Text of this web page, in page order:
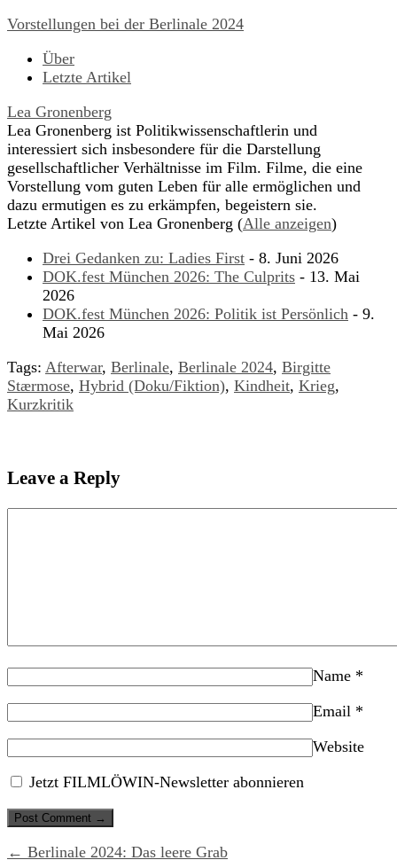
Vorstellungen bei der Berlinale 2024
Über
Letzte Artikel
Lea Gronenberg
Lea Gronenberg ist Politikwissenschaftlerin und
interessiert sich insbesondere für die Darstellung
gesellschaftlicher Verhältnisse im Film. Filme, die eine
Vorstellung vom guten Leben für alle ermöglichen und
dazu ermutigen es zu erkämpfen, begeistern sie.
Letzte Artikel von Lea Gronenberg (Alle anzeigen)
Drei Gedanken zu: Ladies First - 8. Juni 2026
DOK.fest München 2026: The Culprits - 13. Mai
2026
DOK.fest München 2026: Politik ist Persönlich - 9.
Mai 2026
Tags: Afterwar, Berlinale, Berlinale 2024, Birgitte
Stærmose, Hybrid (Doku/Fiktion), Kindheit, Krieg,
Kurzkritik
Leave a Reply
Name *
Email *
Website
Jetzt FILMLÖWIN-Newsletter abonnieren
← Berlinale 2024: Das leere Grab